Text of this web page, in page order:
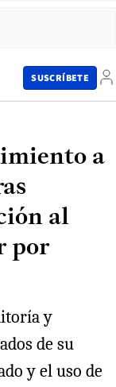
SUSCRÍBETE
a
al
por
y
de su
y el uso de